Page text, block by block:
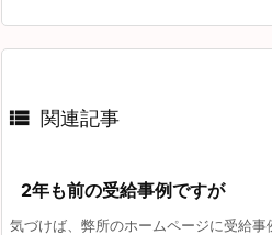
 関連記事
2年も前の受給事例ですが
気づけば、弊所のホームページに受給事